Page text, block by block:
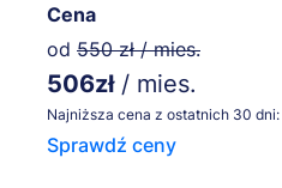
Cena
od 550 zł / mies.
506zł / mies.
Najniższa cena z ostatnich 30 dni:
Sprawdź ceny